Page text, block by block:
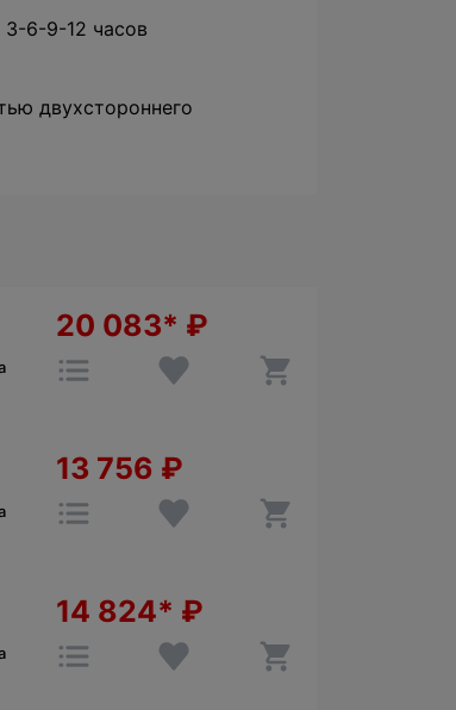
6-9-12 часов
двухстороннего
20 083* ₽
13 756 ₽
14 824* ₽